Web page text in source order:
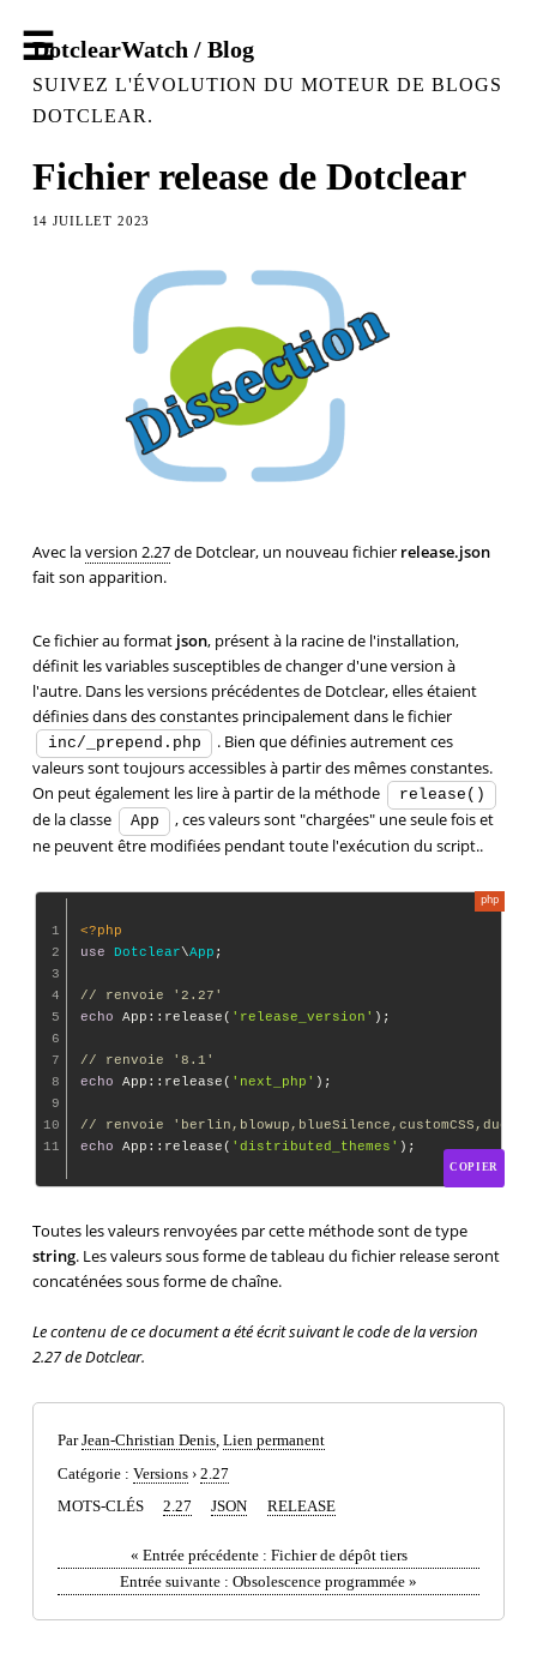
DotclearWatch / Blog
SUIVEZ L'ÉVOLUTION DU MOTEUR DE BLOGS
DOTCLEAR.
Fichier release de Dotclear
14 JUILLET 2023
Avec laversion 2.27de Dotclear, un nouveau fichier release.json
fait son apparition.
Ce fichier au format json, présent à la racine de l'installation,
définit les variables susceptibles de changer d'une version à
l'autre. Dans les versions précédentes de Dotclear, elles étaient
définies dans des constantes principalement dans le fichier
inc/_prepend.php
. Bien que définies autrement ces
valeurs sont toujours accessibles à partir des mêmes constantes.
On peut également les lire à partir de la méthode
release()
de la classe App
, ces valeurs sont "chargées" une seule fois et
ne peuvent être modifiées pendant toute l'exécution du script..
1
2
3
4
5
6
7
8
9
10
11
<?php
use
Dotclear\App ;
// renvoie '2.27'
echo App::release( 'release_version' );
// renvoie '8.1'
echo App::release( 'next_php' );
// renvoie
echo App::release( 'distributed_themes'
COPIER
Toutes les valeurs renvoyées par cette méthode sont de type
string. Les valeurs sous forme de tableau du fichier release seront
concaténées sous forme de chaîne.
Le contenu de ce document a été écrit suivant le code de la version
2.27 de Dotclear.
ParJean-Christian Denis, Lien permanent
Catégorie : Versions› 2.27
MOTS-CLÉS
2.27 JSON RELEASE
« Entrée précédente : Fichier de dépôt tiers
Entrée suivante : Obsolescence programmée »